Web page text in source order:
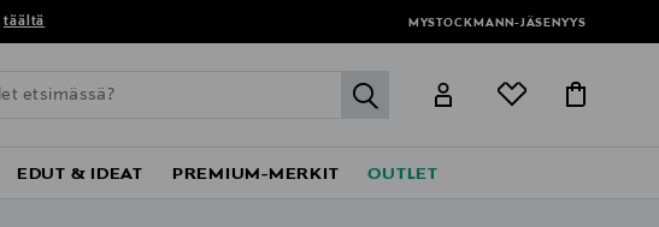
täältä MYSTOCKMANN-JÄSENYYS
label.header.go
EDUT & IDEAT PREMIUM-MERKIT OUTLET